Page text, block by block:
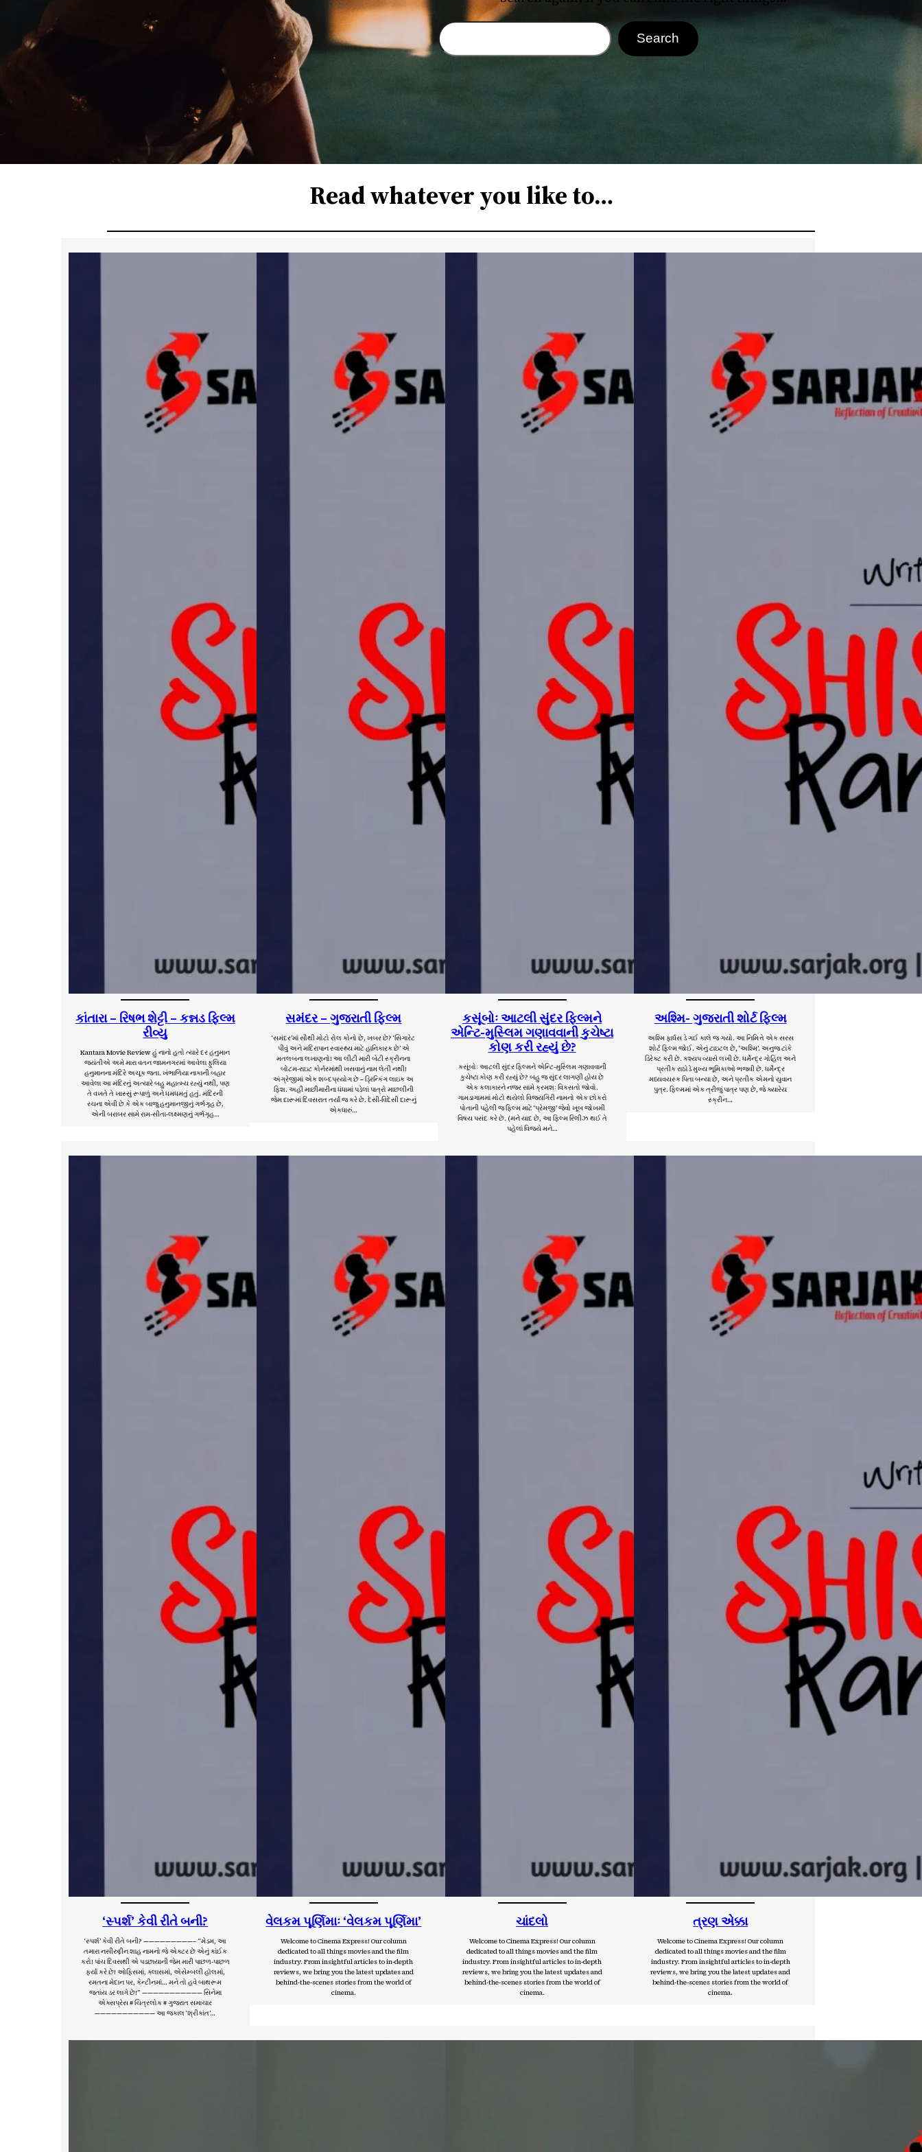
S
e
Search
Read whatever you like to…
કાંતારા – રિષભ શેટ્ટી – કન્નડ ફિલ્મ
રીવ્યુ
Kantara Movie Review હું નાનો હતો ત્યારે દર હનુમાન
જયંતીએ અમે મારા વતન જામનગરમાં આવેલા ફુલિયા
હનુમાનના મંદિરે અચૂક જતા. ખંભાળિયા નાકાની બહાર
આવેલા આ મંદિરનું અત્યારે બહુ મહાત્મ્ય રહ્યું નથી, પણ
તે વખતે તે ખાસ્સું રૂપાળું અને ધમધમતું હતું. મંદિરની
રચના એવી છે કે એક બાજુ હનુમાનજીનું ગર્ભગૃહ છે,
એની બરાબર સામે રામ-સીતા-લક્ષ્મણનું ગર્ભગૃહ…
સમંદર – ગુજરાતી ફિલ્મ
‘સમંદર’માં સૌથી મોટો રોલ કોનો છે, ખબર છે? ‘સિગારેટ
પીવું અને મદિરાપાન સ્વાસ્થ્ય માટે હાનિકારક છે’ એ
મતલબના લખાણનો! આ લીટી મારી બેટી સ્ક્રીનના
બોટમ-રાઇટ કોર્નરમાંથી ખસવાનું નામ લેતી નથી!
અંગ્રેજીમાં એક શબ્દપ્રયોગ છે – ડ્રિન્કિંગ લાઇક અ
ફિશ. અહીં માછીમારીના ધંધામાં પડેલાં પાત્રો માછલીની
જેમ દારૂમાં દિવસરાત તર્યાં જ કરે છે. દેસી-વિદેસી દારૂનું
એકધારું…
કસૂંબોઃ આટલી સુંદર ફિલ્મને
એન્ટિ-મુસ્લિમ ગણાવવાની કુચેષ્ટા
કોણ કરી રહ્યું છે?
કસૂંબોઃ આટલી સુંદર ફિલ્મને એન્ટિ-મુસ્લિમ ગણાવવાની
કુચેષ્ટા કોણ કરી રહ્યું છે? બહુ જ સુંદર લાગણી હોય છે
એક કલાકારને નજર સામે ક્રમશઃ વિકસતો જોવો.
ગામડાગામમાં મોટો થયેલો વિજયગિરી નામનો એક છોકરો
પોતાની પહેલી જ ફિલ્મ માટે ‘પ્રેમજી’ જેવો ખૂબ જોખમી
વિષય પસંદ કરે છે. (મને યાદ છે, આ ફિલ્મ રિલીઝ થઈ તે
પહેલાં વિજયે મને…
અશ્મિ- ગુજરાતી શોર્ટ ફિલ્મ
અશ્મિ ફાર્ધસ ડે ગઈ કાલે જ ગયો. આ નિમિત્તે એક સરસ
શોર્ટ ફિલ્મ જોઈ. એનું ટાઇટલ છે, ‘અશ્મિ’. અનુજ ટાંકે
ડિરેક્ટ કરી છે. કશ્યપ વ્યાસે લખી છે. ધર્મેન્દ્ર ગોહિલ અને
પ્રતીક રાઠોડે મુખ્ય ભૂમિકાઓ ભજવી છે. ધર્મેન્દ્ર
મધ્યવયસ્ક પિતા બન્યા છે, અને પ્રતીક એમનો યુવાન
પુત્ર. ફિલ્મમાં એક ત્રીજું પાત્ર પણ છે, જે ક્યારેય
સ્ક્રીન…
‘સ્પર્શ’ કેવી રીતે બની?
‘સ્પર્શ’ કેવી રીતે બની? —————————– “મેડમ, આ
તમારા નસીરુદ્દીન શાહ નામનો જે એક્ટર છે એનું કાંઈક
કરો! પાંચ દિવસથી એ પડછાયાની જેમ મારી પાછળ-પાછળ
ફર્યા કરે છે! ઓફિસમાં, ક્લાસમાં, એસેમ્બલી હૉલમાં,
રમતના મેદાન પર, કેન્ટીનમાં… મને તો હવે બાથરૂમ
જતાંય ડર લાગે છે!” ——————————— સિનેમા
એક્સપ્રેસ # ચિત્રલોક # ગુજરાત સમાચાર
——————————— આ જકાલ ‘શ્રીકાંત’…
વેલકમ પૂર્ણિમાઃ ‘વેલકમ પૂર્ણિમા’
Welcome to Cinema Express! Our column
dedicated to all things movies and the film
industry. From insightful articles to in-depth
reviews, we bring you the latest updates and
behind-the-scenes stories from the world of
cinema.
ચાંદલો
Welcome to Cinema Express! Our column
dedicated to all things movies and the film
industry. From insightful articles to in-depth
reviews, we bring you the latest updates and
behind-the-scenes stories from the world of
cinema.
ત્રણ એક્કા
Welcome to Cinema Express! Our column
dedicated to all things movies and the film
industry. From insightful articles to in-depth
reviews, we bring you the latest updates and
behind-the-scenes stories from the world of
cinema.